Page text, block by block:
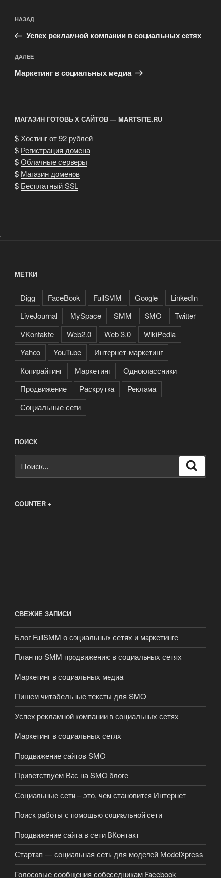
по
записям
Предыдущая
запись:
НАЗАД
Успех рекламной компании в социальных сетях
Следующая
запись
ДАЛЕЕ
Маркетинг в социальных медиа
МАГАЗИН ГОТОВЫХ САЙТОВ — MARTSITE.RU
$Хостинг от 92 рублей
$ Регистрация домена
$Облачные серверы
$ Магазин доменов
$ Бесплатный SSL
.
МЕТКИ
Digg FaceBook FullSMM Google
LinkedIn
LiveJournal
MySpace SMM SMO
Twitter
VKontakte
Web2.0 Web 3.0
WikiPedia
Yahoo
YouTube
Интернет-маркетинг
Копирайтинг
Маркетинг
Одноклассники
Продвижение
Раскрутка
Реклама
Социальные сети
ПОИСК
COUNTER +
СВЕЖИЕ ЗАПИСИ
Блог FullSMM о социальных сетях и маркетинге
План по SMM продвижению в социальных сетях
Маркетинг в социальных медиа
Пишем читабельные тексты для SMO
Успех рекламной компании в социальных сетях
Маркетинг в социальных сетях
Продвижение сайтов SMO
Приветствуем Вас на SMO блоге
Социальные сети – это, чем становится Интернет
Поиск работы с помощью социальной сети
Продвижение сайта в сети ВКонтакт
Стартап — социальная сеть для моделей ModelXpress
Голосовые сообщения собеседникам Facebook